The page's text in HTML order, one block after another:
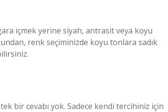
içmek yerine siyah, antrasit veya koyu
renk seçiminizde koyu tonlara sadık
bir cevabı yok. Sadece kendi tercihiniz için